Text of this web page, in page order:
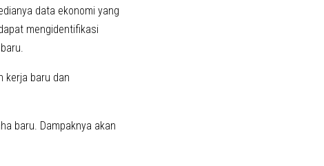
data ekonomi yang
mengidentifikasi
kerja baru dan
baru. Dampaknya akan